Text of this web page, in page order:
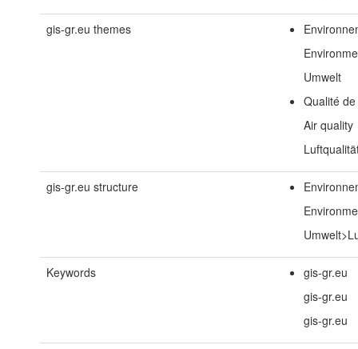
gis-gr.eu themes
Umwelt
Qualité
Air quality
gis-gr.eu structure
Keywords
gis-gr.eu
gis-gr.eu
gis-gr.eu